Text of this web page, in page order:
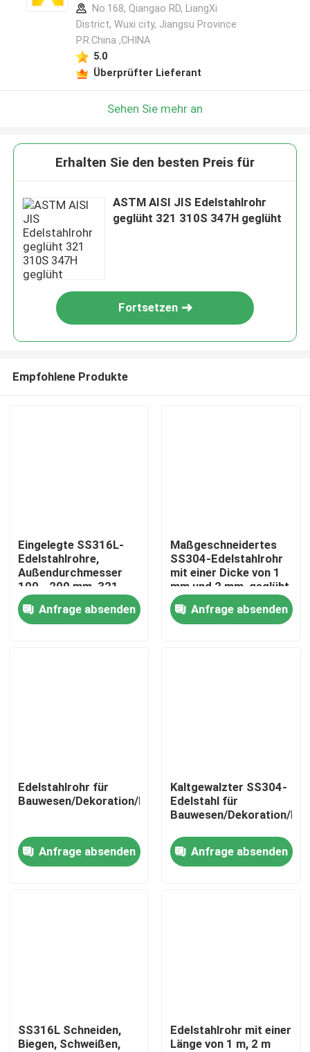
Über uns
Qualitätskontrolle
Edelstahlblech-Platte
No.168, Qiangao RD, LiangXi
District, Wuxi city, Jiangsu Province
P.R.China ,CHINA
5.0
Überprüfter Lieferant
Sehen Sie mehr an
Erhalten Sie den besten Preis für
ASTM AISI JIS Edelstahlrohr
geglüht 321 310S 347H geglüht
Fortsetzen
Empfohlene Produkte
Eingelegte SS316L-
Edelstahlrohre,
Außendurchmesser
100 - 200 mm, 321
310S 347H
Anfrage absenden
Maßgeschneidertes
SS304-Edelstahlrohr
mit einer Dicke von 1
mm und 2 mm, geglüht
Anfrage absenden
Edelstahlrohr für
Bauwesen/Dekoration/Industrie/Möbel/Medizin/
Anfrage absenden
Kaltgewalzter SS304-
Edelstahl für
Bauwesen/Dekoration/
Anfrage absenden
SS316L Schneiden,
Biegen, Schweißen,
Edelstahlrohr mit einer
Länge von 1 m, 2 m